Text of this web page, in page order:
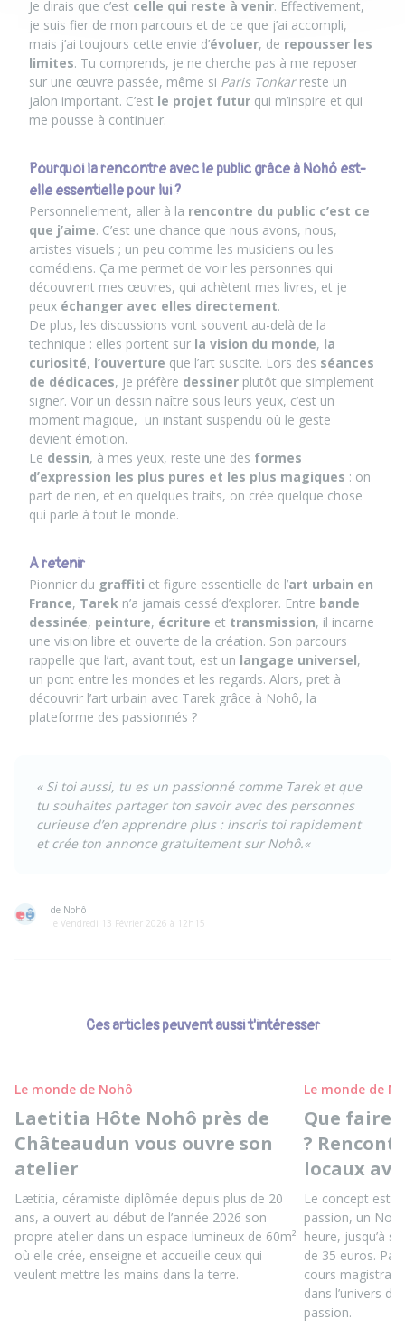
Je dirais que c’est celle qui reste à venir. Effectivement,
je suis fier de mon parcours et de ce que j’ai accompli,
mais j’ai toujours cette envie d’évoluer, de repousser les
limites. Tu comprends, je ne cherche pas à me reposer
sur une œuvre passée, même si Paris Tonkarreste un
jalon important. C’est le projet futur qui m’inspire et qui
me pousse à continuer.
Pourquoi la rencontre avec le public grâce à Nohô est-
elle essentielle pour lui ?
Personnellement, aller à la rencontre du public c’est ce
que j’aime. C’est une chance que nous avons, nous,
artistes visuels ; un peu comme les musiciens ou les
comédiens. Ça me permet de voir les personnes qui
découvrent mes œuvres, qui achètent mes livres, et je
peux échanger avec elles directement.
De plus, les discussions vont souvent au-delà de la
technique : elles portent sur la vision du monde, la
curiosité, l’ouverture que l’art suscite. Lors des séances
de dédicaces, je préfère dessiner plutôt que simplement
signer. Voir un dessin naître sous leurs yeux, c’est un
moment magique, un instant suspendu où le geste
devient émotion.
Le dessin, à mes yeux, reste une des formes
d’expression les plus pures et les plus magiques : on
part de rien, et en quelques traits, on crée quelque chose
qui parle à tout le monde.
A retenir
Pionnier du graffiti et figure essentielle de l’art urbain en
France, Tarek n’a jamais cessé d’explorer. Entre bande
dessinée, peinture, écriture et transmission, il incarne
une vision libre et ouverte de la création. Son parcours
rappelle que l’art, avant tout, est un langage universel,
un pont entre les mondes et les regards. Alors, pret à
découvrir l’art urbain avec Tarek grâce à Nohô, la
plateforme des passionnés ?
« Si toi aussi, tu es un passionné comme Tarek et que
tu souhaites partager ton savoir avec des personnes
curieuse d’en apprendre plus : inscris toi rapidement
et crée ton annonce gratuitement sur Nohô.«
de Nohô
le Vendredi 13 Février 2026 à 12h15
Ces articles peuvent aussi t'intéresser
Le monde de Nohô
Laetitia Hôte Nohô près de
Châteaudun vous ouvre son
atelier
Lætitia, céramiste diplômée depuis plus de 20
ans, a ouvert au début de l’année 2026 son
propre atelier dans un espace lumineux de 60m²
où elle crée, enseigne et accueille ceux qui
veulent mettre les mains dans la terre.
Le monde de
Que faire
?
locaux
Le concept est
passion, un
heure, jusqu’à
de 35 euros.
cours magistral.
dans l’univers
passion.